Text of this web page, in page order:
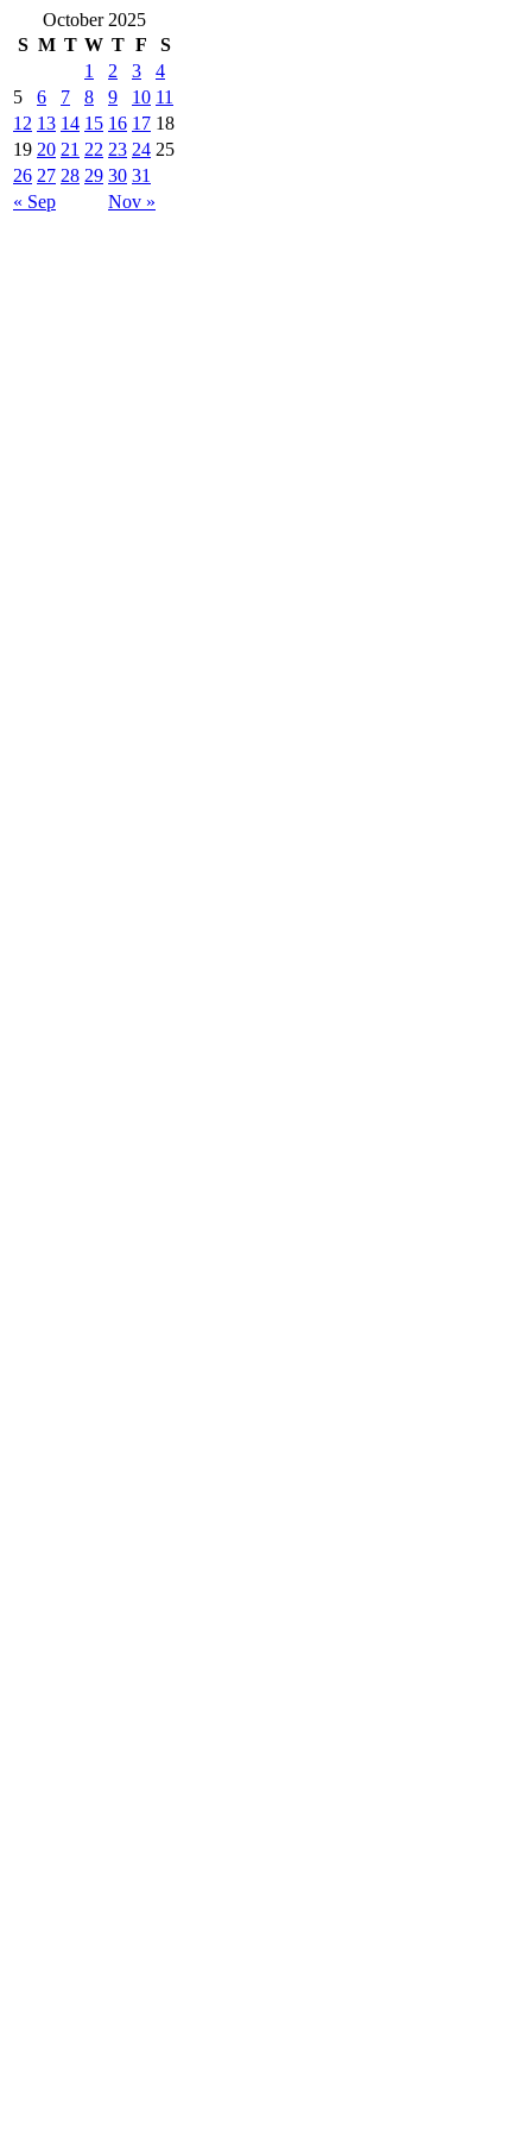
October 2025
S M T W T F S
« Sep Nov »
1 2 3
4
5
6 7 8 9 10 11
12 13 14 15 16 17 18
19 20 21 22 23 24 25
26 27 28 29 30 31